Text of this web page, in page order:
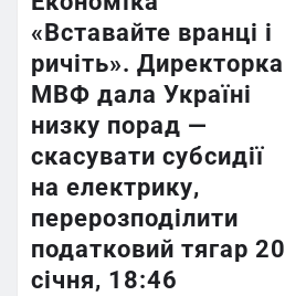
«Вставайте вранці і
ричіть». Директорка
МВФ дала Україні
низку порад —
скасувати субсидії
на електрику,
перерозподілити
податковий тягар 20
січня, 18:46